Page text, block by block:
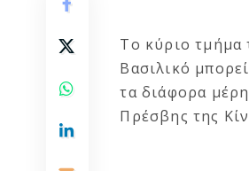
Το κύριο τμήμα
Βασιλικό
τα διάφορα
Πρέσβης της